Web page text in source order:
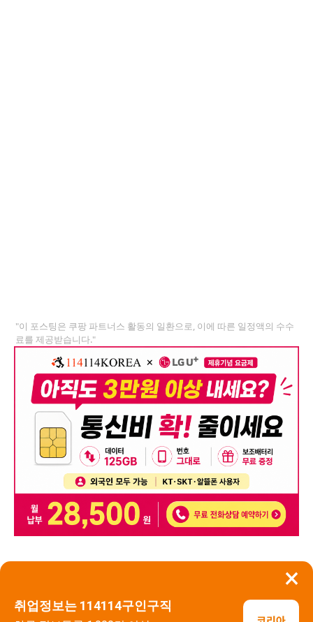
×
취업정보는 114114구인구직
"이 포스팅은 쿠팡 파트너스 활동의 일환으로, 이에 따른 일정액의 수수
료를 제공받습니다."